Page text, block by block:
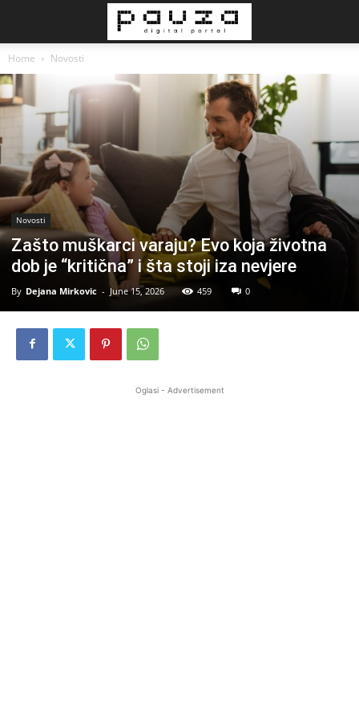
Home Novosti
Novosti
Zašto muškarci varaju? Evo koja životna
dob je “kritična” i šta stoji iza nevjere
By Dejana Mirkovic - June 15, 2026 459 0
Oglasi - Advertisement